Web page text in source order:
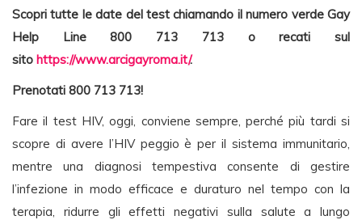
Scopri tutte le date del test chiamando il numero verde Gay
Help Line 800 713 713 o recati sul
sito https://www.arcigayroma.it/.
Prenotati 800 713 713!
Fare il test HIV, oggi, conviene sempre, perché più tardi si
scopre di avere l’HIV peggio è per il sistema immunitario,
mentre una diagnosi tempestiva consente di gestire
l’infezione in modo efficace e duraturo nel tempo con la
terapia, ridurre gli effetti negativi sulla salute a lungo